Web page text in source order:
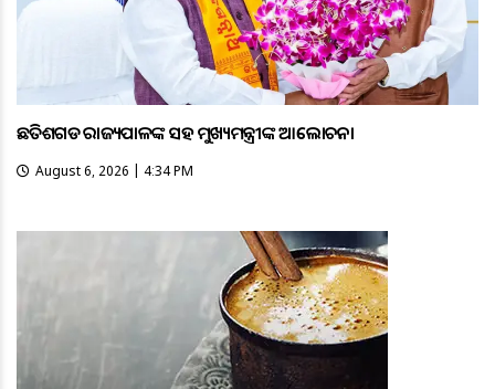
ଛତିଶଗଡ ରାଜ୍ୟପାଳଙ୍କ ସହ ମୁଖ୍ୟମନ୍ତ୍ରୀଙ୍କ ଆଲୋଚନା
August 6, 2026 | 4:34 PM